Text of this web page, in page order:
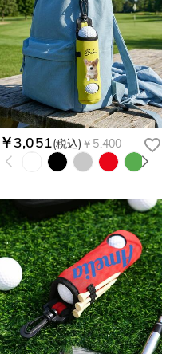
￥3,051(税込)￥5,400